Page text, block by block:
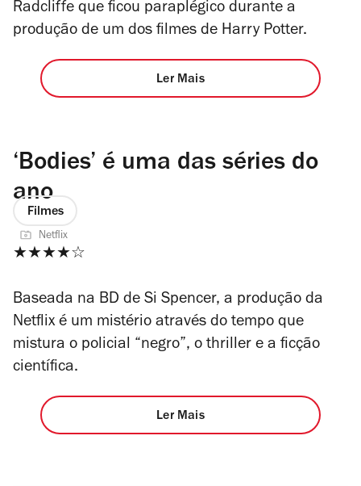
Radcliffe que ficou paraplégico durante a
produção de um dos filmes de Harry Potter.
Ler Mais
‘Bodies’ é uma das séries do
ano
Filmes
Netflix
★★★★☆
Baseada na BD de Si Spencer, a produção da
Netflix é um mistério através do tempo que
mistura o policial “negro”, o thriller e a ficção
científica.
Ler Mais